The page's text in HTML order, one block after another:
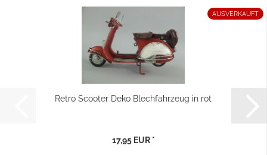
AUSVERKAUFT
Retro Scooter Deko Blechfahrzeug in rot
17,95 EUR *